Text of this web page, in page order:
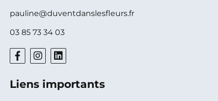
pauline@duventdanslesfleurs.fr
03 85 73 34 03
Liens importants